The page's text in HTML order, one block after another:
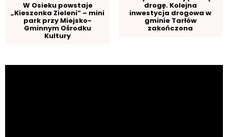
W Osieku powstaje
„Kieszonka Zieleni” – mini
park przy Miejsko-
Gminnym Ośrodku
Kultury
drogę. Kolejna
inwestycja drogowa w
gminie Tarłów
zakończona